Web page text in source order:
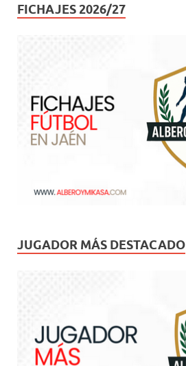
FICHAJES 2026/27
JUGADOR MÁS DESTACADO